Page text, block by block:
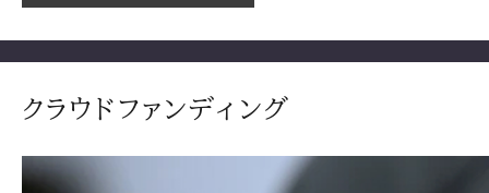
クラウドファンディング